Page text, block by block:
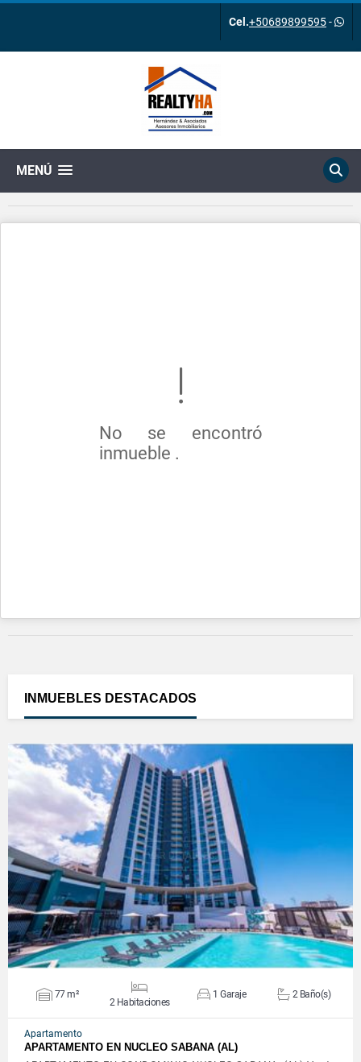
Cel.+50689899595-
MENÚ
No se encontró
inmueble .
INMUEBLES DESTACADOS
VER DETALLES
77 m²
2 Habitaciones
1 Garaje 2 Baño(s)
Apartamento
APARTAMENTO EN NUCLEO SABANA (AL)